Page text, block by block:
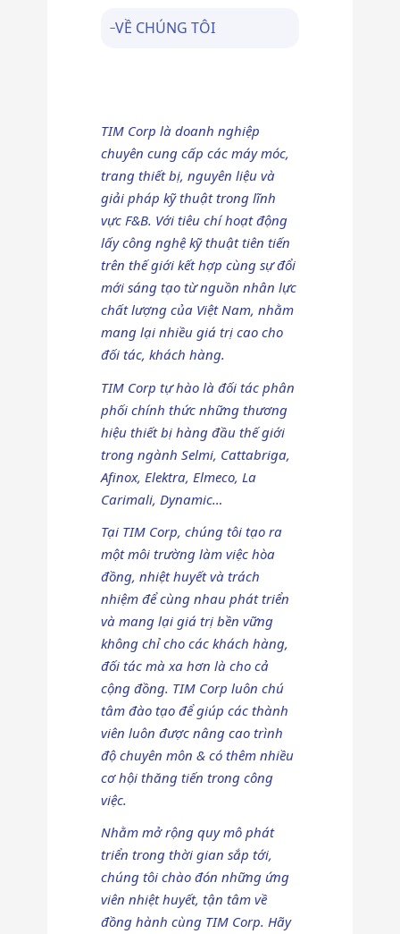
VỀ CHÚNG TÔI
TIM Corp là doanh nghiệp
chuyên cung cấp các máy móc,
trang thiết bị, nguyên liệu và
giải pháp kỹ thuật trong lĩnh
vực F&B. Với tiêu chí hoạt động
lấy công nghệ kỹ thuật tiên tiến
trên thế giới kết hợp cùng sự đổi
mới sáng tạo từ nguồn nhân lực
chất lượng của Việt Nam, nhằm
mang lại nhiều giá trị cao cho
đối tác, khách hàng.
TIM Corp tự hào là đối tác phân
phối chính thức những thương
hiệu thiết bị hàng đầu thế giới
trong ngành Selmi, Cattabriga,
Afinox, Elektra, Elmeco, La
Carimali, Dynamic…
Tại TIM Corp, chúng tôi tạo ra
một môi trường làm việc hòa
đồng, nhiệt huyết và trách
nhiệm để cùng nhau phát triển
và mang lại giá trị bền vững
không chỉ cho các khách hàng,
đối tác mà xa hơn là cho cả
cộng đồng. TIM Corp luôn chú
tâm đào tạo để giúp các thành
viên luôn được nâng cao trình
độ chuyên môn & có thêm nhiều
cơ hội thăng tiến trong công
việc.
Nhằm mở rộng quy mô phát
triển trong thời gian sắp tới,
chúng tôi chào đón những ứng
viên nhiệt huyết, tận tâm về
đồng hành cùng TIM Corp. Hãy